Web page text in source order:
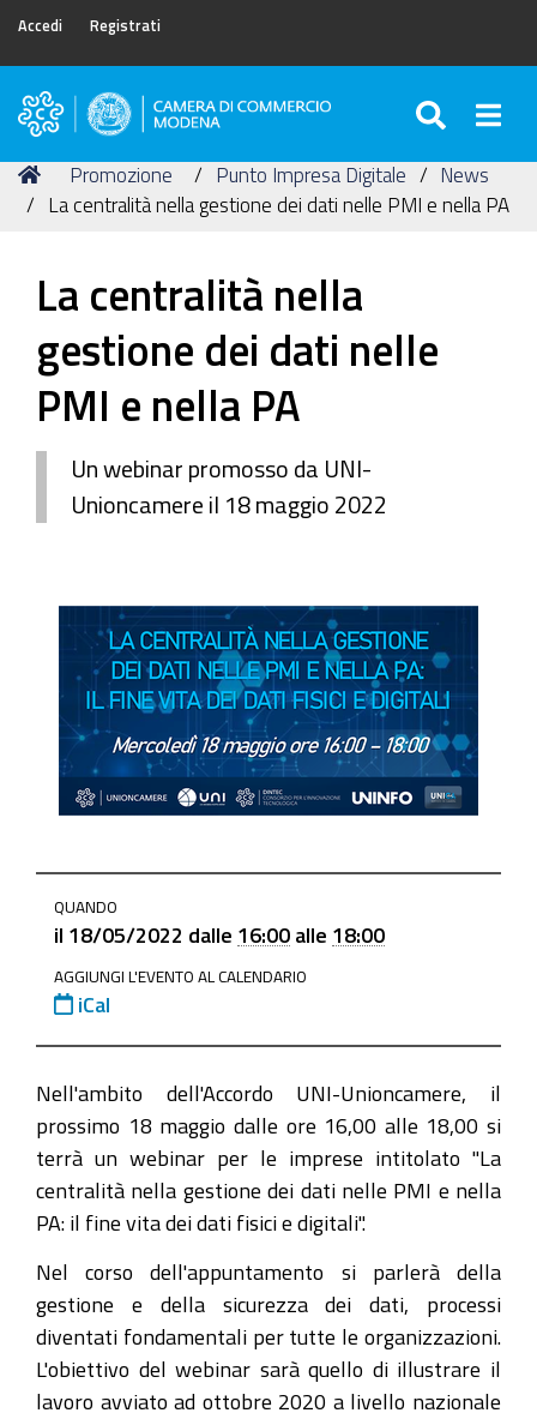
Accedi Registrati
Camera
Commercio
di
Tu
sei
Home
Promozione Punto Impresa Digitale
News
La centralità nella gestione dei dati nelle PMI e nella PA
La centralità nella
gestione dei dati nelle
PMI e nella PA
Un webinar promosso da UNI-
Unioncamere il 18 maggio 2022
impresa-
digitale/news/la-
centralita-
nella-
gestione-
dei-
nelle-
pa
La
centralità
nella
gestione
QUANDO
il 18/05/2022 dalle 16:00 alle 18:00
AGGIUNGI L'EVENTO AL CALENDARIO
iCal
Nell'ambito dell'Accordo UNI-Unioncamere, il
prossimo 18 maggio dalle ore 16,00 alle 18,00 si
terrà un webinar per le imprese intitolato "La
centralità nella gestione dei dati nelle PMI e nella
PA: il fine vita dei dati fisici e digitali".
Nel corso dell'appuntamento si parlerà della
gestione e della sicurezza dei dati, processi
diventati fondamentali per tutte le organizzazioni.
L'obiettivo del webinar sarà quello di illustrare il
lavoro avviato ad ottobre 2020 a livello nazionale